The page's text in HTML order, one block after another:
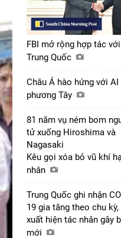
FBI mở rộng hợp tác
Trung Quốc
Châu Á hào hứng với AI
phương Tây
81 năm vụ ném bom
tử xuống Hiroshima và
Nagasaki
Kêu gọi xóa bỏ vũ khí
nhân
Trung Quốc ghi nhận
19 gia tăng theo chu
xuất hiện tác nhân gây
mới